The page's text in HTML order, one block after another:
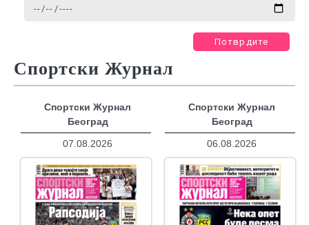
Потврдите
Спортски Журнал
Спортски Журнал
Београд
07.08.2026
Спортски Журнал
Београд
06.08.2026